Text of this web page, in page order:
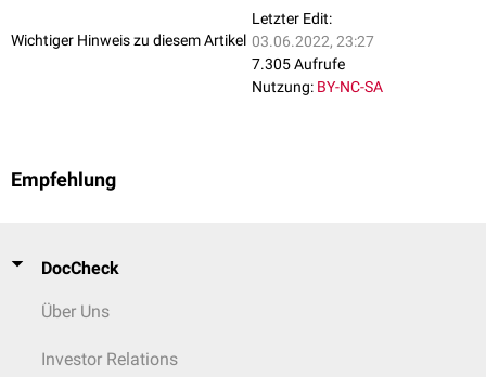
Wichtiger Hinweis zu diesem Artikel
Letzter Edit:
03.06.2022, 23:27
7.305 Aufrufe
Nutzung: BY-NC-SA
Empfehlung
DocCheck
Über Uns
Investor Relations